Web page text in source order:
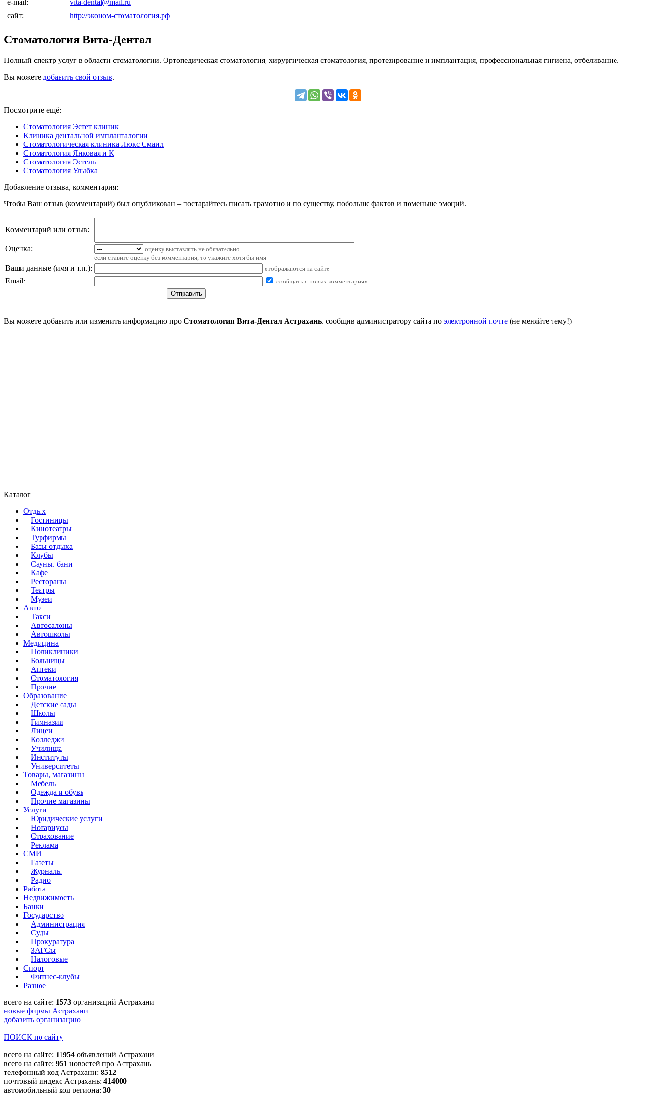
e-mail:
vita-dental@mail.ru
сайт:
http://эконом-стоматология.рф
Стоматология Вита-Дентал
Полный спектр услуг в области стоматологии. Ортопедическая стоматология, хирургическая стоматология, протезирование и имплантация, профессиональная гигиена, отбеливание.
Вы можете добавить свой отзыв.
Посмотрите ещё:
Стоматология Эстет клиник
Клиника дентальной импланталогии
Стоматологическая клиника Люкс Смайл
Стоматология Янковая и К
Стоматология Эстель
Стоматология Улыбка
Добавление отзыва, комментария:
Чтобы Ваш отзыв (комментарий) был опубликован – постарайтесь писать грамотно и по существу, побольше фактов и поменьше эмоций.
Комментарий или отзыв:
Оценка:
оценку выставлять не обязательно
если ставите оценку без комментария, то укажите хотя бы имя
Ваши данные (имя и т.п.): отображаются на сайте
Email: сообщать о новых комментариях
Вы можете добавить или изменить информацию про Стоматология Вита-Дентал Астрахань, сообщив администратору сайта по электронной почте (не меняйте тему!)
Каталог
Отдых
Гостиницы
Кинотеатры
Турфирмы
Базы отдыха
Клубы
Сауны, бани
Кафе
Рестораны
Театры
Музеи
Авто
Такси
Автосалоны
Автошколы
Медицина
Поликлиники
Больницы
Аптеки
Стоматология
Прочие
Образование
Детские сады
Школы
Гимназии
Лицеи
Колледжи
Училища
Институты
Университеты
Товары, магазины
Мебель
Одежда и обувь
Прочие магазины
Услуги
Юридические услуги
Нотариусы
Страхование
Реклама
СМИ
Газеты
Журналы
Радио
Работа
Недвижимость
Банки
Государство
Администрация
Суды
Прокуратура
ЗАГСы
Налоговые
Спорт
Фитнес-клубы
Разное
всего на сайте: 1573 организаций Астрахани
новые фирмы Астрахани
добавить организацию
ПОИСК по сайту
всего на сайте: 11954 объявлений Астрахани
всего на сайте: 951 новостей про Астрахань
телефонный код Астрахани: 8512
почтовый индекс Астрахань: 414000
автомобильный код региона: 30